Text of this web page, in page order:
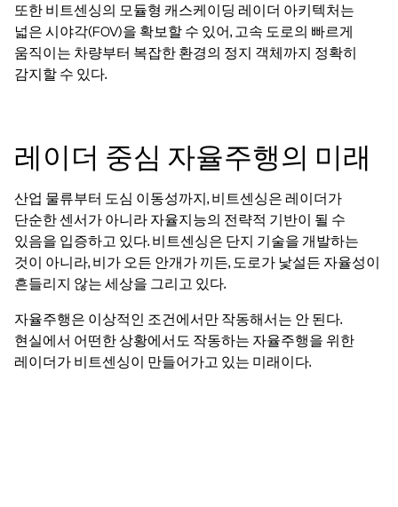
또한 비트센싱의 모듈형 캐스케이딩 레이더 아키텍처는
넓은 시야각(FOV)을 확보할 수 있어, 고속 도로의 빠르게
움직이는 차량부터 복잡한 환경의 정지 객체까지 정확히
감지할 수 있다.
레이더 중심 자율주행의 미래
산업 물류부터 도심 이동성까지, 비트센싱은 레이더가
단순한 센서가 아니라 자율지능의 전략적 기반이 될 수
있음을 입증하고 있다. 비트센싱은 단지 기술을 개발하는
것이 아니라, 비가 오든 안개가 끼든, 도로가 낯설든 자율성이
흔들리지 않는 세상을 그리고 있다.
자율주행은 이상적인 조건에서만 작동해서는 안 된다.
현실에서 어떤한 상황에서도 작동하는 자율주행을 위한
레이더가 비트센싱이 만들어가고 있는 미래이다.